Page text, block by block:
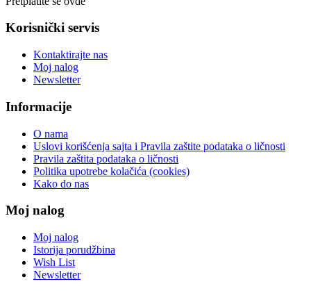
Korisnički servis
Kontaktirajte nas
Moj nalog
Newsletter
Informacije
O nama
Uslovi korišćenja sajta i Pravila zaštite podataka o ličnosti
Pravila zaštita podataka o ličnosti
Politika upotrebe kolačića (cookies)
Kako do nas
Moj nalog
Moj nalog
Istorija porudžbina
Wish List
Newsletter